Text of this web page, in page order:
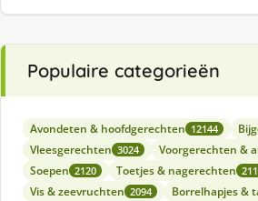
Populaire categorieën
Avondeten & hoofdgerechten 12144
Vleesgerechten 3024 Voorgerechten &
Soepen 2120 Toetjes & nagerechten
Vis & zeevruchten 2094 Borrelhapjes &